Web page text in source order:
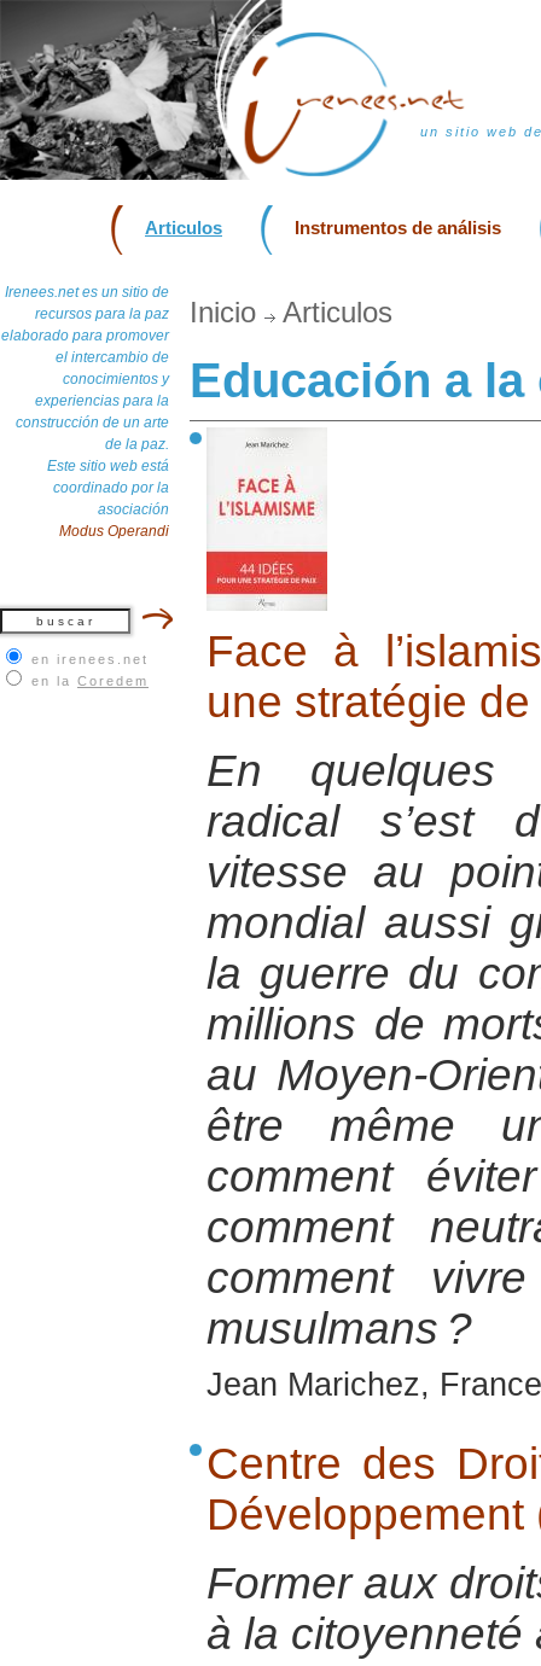
un sitio web
Articulos Instrumentos de análisis
Irenees.net es un sitio de
recursos para la paz
elaborado para promover
el intercambio de
conocimientos y
experiencias para la
construcción de un arte
de la paz.
Este sitio web está
coordinado por la
asociación
Modus Operandi
en irenees.net
en la Coredem
Inicio Articulos
Educación a
Face à
une stratégie
En quelques
radical s’est
vitesse au
mondial aussi
la guerre du
millions de
au Moyen-
être même
comment
comment
comment
musulmans ?
Jean Marichez,
Centre des
Développement
Former aux
à la citoyenneté